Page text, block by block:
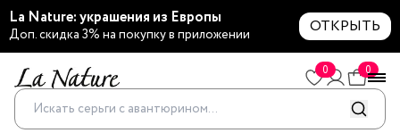
La Nature: украшения из Европы
Доп. скидка 3% на покупку в приложении ОТКРЫТЬ
0 0